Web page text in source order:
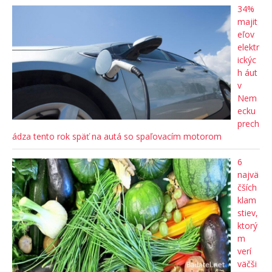
34%
majit
eľov
elektr
ickýc
h áut
v
Nem
ecku
prech
ádza tento rok späť na autá so spaľovacím motorom
6
najvä
čších
klam
stiev,
ktorý
m
verí
väčši